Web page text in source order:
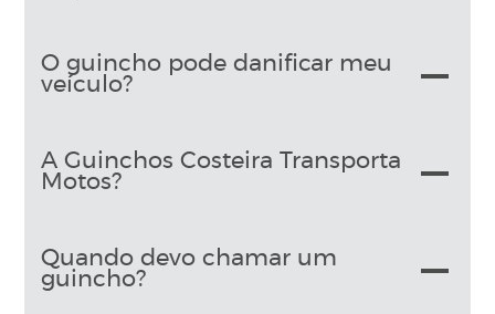
O guincho pode danificar meu
veículo?
A Guinchos Costeira Transporta
Motos?
Quando devo chamar um
guincho?